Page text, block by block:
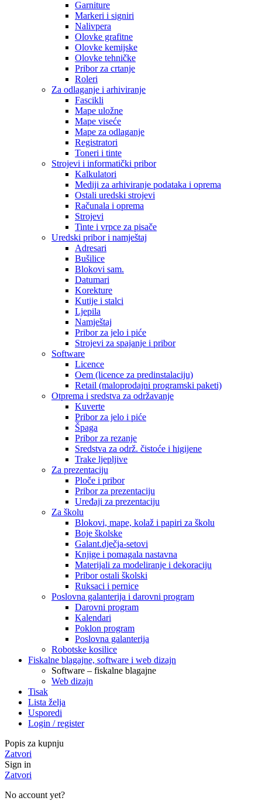
Garniture
Markeri i signiri
Nalivpera
Olovke grafitne
Olovke kemijske
Olovke tehničke
Pribor za crtanje
Roleri
Za odlaganje i arhiviranje
Fascikli
Mape uložne
Mape viseće
Mape za odlaganje
Registratori
Toneri i tinte
Strojevi i informatički pribor
Kalkulatori
Mediji za arhiviranje podataka i oprema
Ostali uredski strojevi
Računala i oprema
Strojevi
Tinte i vrpce za pisače
Uredski pribor i namještaj
Adresari
Bušilice
Blokovi sam.
Datumari
Korekture
Kutije i stalci
Ljepila
Namještaj
Pribor za jelo i piće
Strojevi za spajanje i pribor
Software
Licence
Oem (licence za predinstalaciju)
Retail (maloprodajni programski paketi)
Otprema i sredstva za održavanje
Kuverte
Pribor za jelo i piće
Špaga
Pribor za rezanje
Sredstva za održ. čistoće i higijene
Trake ljepljive
Za prezentaciju
Ploče i pribor
Pribor za prezentaciju
Uređaji za prezentaciju
Za školu
Blokovi, mape, kolaž i papiri za školu
Boje školske
Galant.dječja-setovi
Knjige i pomagala nastavna
Materijali za modeliranje i dekoraciju
Pribor ostali školski
Ruksaci i pernice
Poslovna galanterija i darovni program
Darovni program
Kalendari
Poklon program
Poslovna galanterija
Robotske kosilice
Fiskalne blagajne, software i web dizajn
Software – fiskalne blagajne
Web dizajn
Tisak
Lista želja
Usporedi
Login / register
Popis za kupnju
Zatvori
Sign in
Zatvori
No account yet?